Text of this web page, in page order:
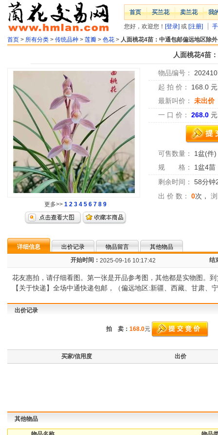
首页 买兰花 卖兰花 我
您好，欢迎您！ [登录] 或 [注册]
首页 > 所有分类 > 传统品种 > 莲瓣 > 色花 > 人面桃花4苗：中通包邮偏远地区除外
人面桃花4苗
更多>> 1 2 3 4 5 6 7 8 9
物品编号：
起 拍 价：
168.0
最新叫价：
未出价
一 口 价：
268.0 元
可售数量： 1盆(件)
规 格：
1盆4苗
剩余时间：
58分钟
出 价 数：
0次，
详细信息 出价记录 物品留言
其他物品
开始时间： 2025-09-16 10:17:42 结
花友惠拍，请仔细看图。第一张是开品参考图，其他都是实物图。
【关于快递】全场中通快递包邮，（偏远地区:新疆、西藏、甘肃
出价记录
拍 卖： 168.0元
买家/信用度 出价
其他物品